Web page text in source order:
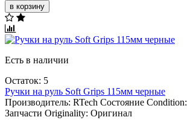
в корзину
Есть в наличии
Остаток: 5
Ручки на руль Soft Grips 115мм черные
Производитель: RTech Состояние Condition:
Запчасти Originality: Оригинал